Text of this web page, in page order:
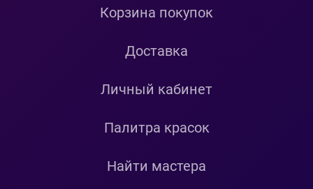
Корзина покупок
Доставка
Личный кабинет
Палитра красок
Найти мастера